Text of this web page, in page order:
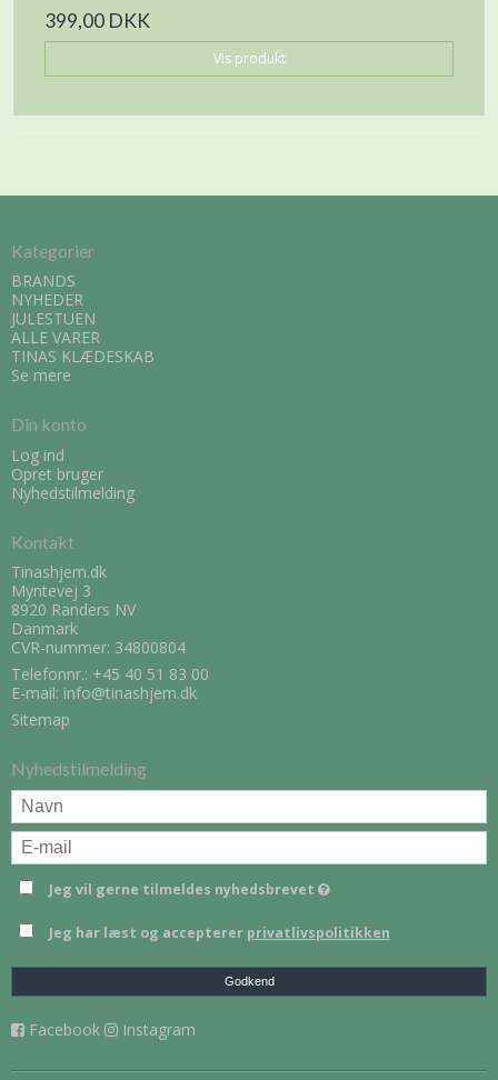
399,00 DKK
Vis produkt
Kategorier
BRANDS
NYHEDER
JULESTUEN
ALLE VARER
TINAS KLÆDESKAB
Se mere
Din konto
Log ind
Opret bruger
Nyhedstilmelding
Kontakt
Tinashjem.dk
Myntevej 3
8920 Randers NV
Danmark
CVR-nummer: 34800804
Telefonnr.: +45 40 51 83 00
E-mail: info@tinashjem.dk
Sitemap
Nyhedstilmelding
Jeg vil gerne tilmeldes nyhedsbrevet
Jeg har læst og accepterer privatlivspolitikken
Godkend
Facebook Instagram